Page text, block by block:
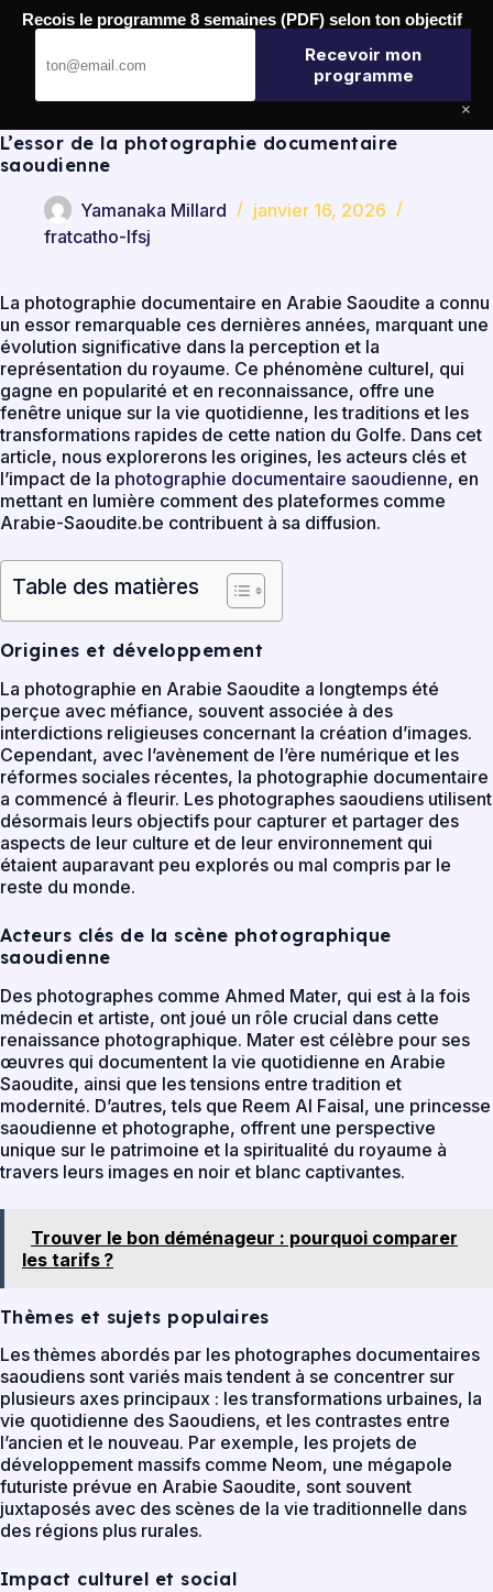
Passer
L’essor de la photographie documentaire
saoudienne
Yamanaka Millard
janvier 16, 2026
fratcatho-lfsj
La photographie documentaire en Arabie Saoudite a connu
un essor remarquable ces dernières années, marquant une
évolution significative dans la perception et la
représentation du royaume. Ce phénomène culturel, qui
gagne en popularité et en reconnaissance, offre une
fenêtre unique sur la vie quotidienne, les traditions et les
transformations rapides de cette nation du Golfe. Dans cet
article, nous explorerons les origines, les acteurs clés et
l’impact de la photographie documentaire saoudienne, en
mettant en lumière comment des plateformes comme
Arabie-Saoudite.be contribuent à sa diffusion.
Table des matières
Origines et développement
La photographie en Arabie Saoudite a longtemps été
perçue avec méfiance, souvent associée à des
interdictions religieuses concernant la création d’images.
Cependant, avec l’avènement de l’ère numérique et les
réformes sociales récentes, la photographie documentaire
a commencé à fleurir. Les photographes saoudiens utilisent
désormais leurs objectifs pour capturer et partager des
aspects de leur culture et de leur environnement qui
étaient auparavant peu explorés ou mal compris par le
reste du monde.
Acteurs clés de la scène photographique
saoudienne
Des photographes comme Ahmed Mater, qui est à la fois
médecin et artiste, ont joué un rôle crucial dans cette
renaissance photographique. Mater est célèbre pour ses
œuvres qui documentent la vie quotidienne en Arabie
Saoudite, ainsi que les tensions entre tradition et
modernité. D’autres, tels que Reem Al Faisal, une princesse
saoudienne et photographe, offrent une perspective
unique sur le patrimoine et la spiritualité du royaume à
travers leurs images en noir et blanc captivantes.
Trouver le bon déménageur : pourquoi comparer
les tarifs ?
Thèmes et sujets populaires
Les thèmes abordés par les photographes documentaires
saoudiens sont variés mais tendent à se concentrer sur
plusieurs axes principaux : les transformations urbaines, la
vie quotidienne des Saoudiens, et les contrastes entre
l’ancien et le nouveau. Par exemple, les projets de
développement massifs comme Neom, une mégapole
futuriste prévue en Arabie Saoudite, sont souvent
juxtaposés avec des scènes de la vie traditionnelle dans
des régions plus rurales.
Impact culturel et social
Recois le programme 8 semaines (PDF) selon ton objectif
Recevoir mon
programme
×